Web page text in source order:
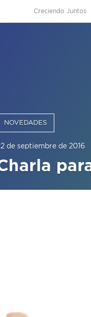
Creciendo Juntos
NOVEDADES
de septiembre de 2016